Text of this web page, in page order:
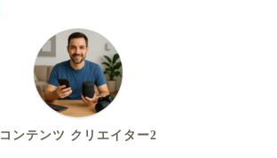
コンテンツ クリエイター2